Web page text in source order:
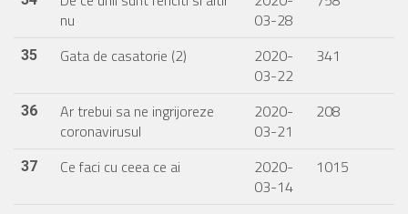
nu
03-28
35 Gata de casatorie (2)
2020-
03-22
341
36
Ar trebui sa ne ingrijoreze
coronavirusul
2020-
03-21
208
37 Ce faci cu ceea ce ai
2020-
03-14
1015